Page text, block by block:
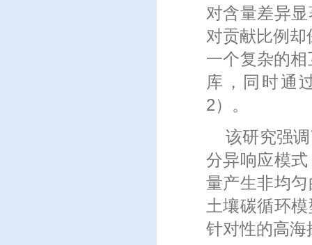
对含量差异
对贡献比例
一个复杂的
库，同时通
2）。
该研究强
分异响应模
量产生非均
土壤碳循环
针对性的高海